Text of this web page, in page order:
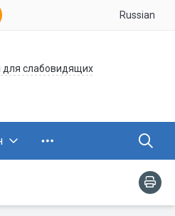
Russian
для слабовидящих